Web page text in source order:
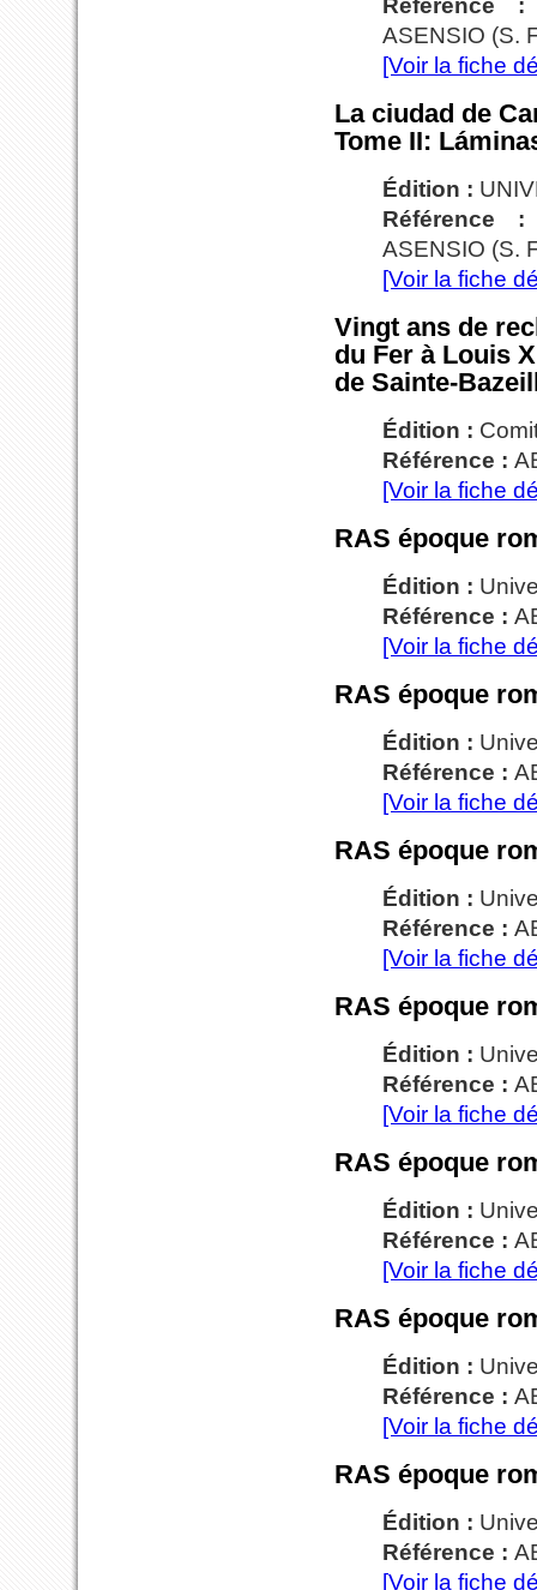
Référence
ASENSIO (S.
[Voir la fiche
La ciudad de
Tome II:
Édition :
Référence
ASENSIO (S.
[Voir la fiche
Vingt ans de
du Fer à Louis
de Sainte-
Édition :
Référence :
[Voir la fiche
RAS époque
Édition :
Référence :
[Voir la fiche
RAS époque
Édition :
Référence :
[Voir la fiche
RAS époque
Édition :
Référence :
[Voir la fiche
RAS époque
Édition :
Référence :
[Voir la fiche
RAS époque
Édition :
Référence :
[Voir la fiche
RAS époque
Édition :
Référence :
[Voir la fiche
RAS époque
Édition :
Référence :
[Voir la fiche